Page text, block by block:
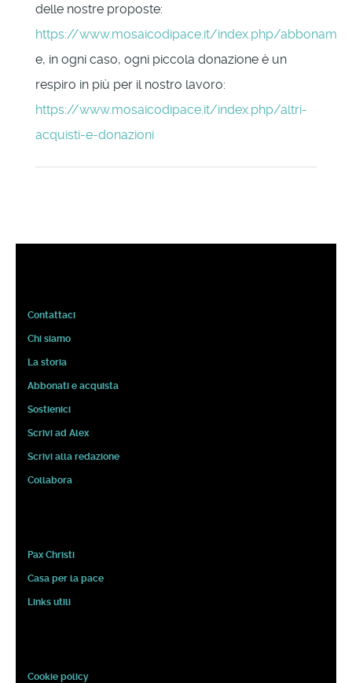
delle nostre proposte:
https://www.mosaicodipace.it/index.php/
e, in ogni caso, ogni piccola donazione è un
respiro in più per il nostro lavoro:
https://www.mosaicodipace.it/index.php/altri-
acquisti-e-donazioni
Contattaci
Chi siamo
La storia
Abbonati e acquista
Sostienici
Scrivi ad Alex
Scrivi alla redazione
Collabora
Pax Christi
Casa per la pace
Links utili
Cookie policy